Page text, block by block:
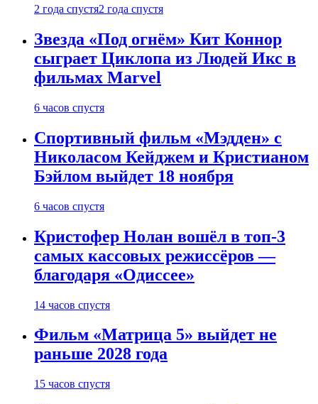
2 года спустя2 года спустя
Звезда «Под огнём» Кит Коннор
сыграет Циклопа из Людей Икс в
фильмах Marvel
6 часов спустя
Спортивный фильм «Мэдден» с
Николасом Кейджем и Кристианом
Бэйлом выйдет 18 ноября
6 часов спустя
Кристофер Нолан вошёл в топ-3
самых кассовых режиссёров —
благодаря «Одиссее»
14 часов спустя
Фильм «Матрица 5» выйдет не
раньше 2028 года
15 часов спустя